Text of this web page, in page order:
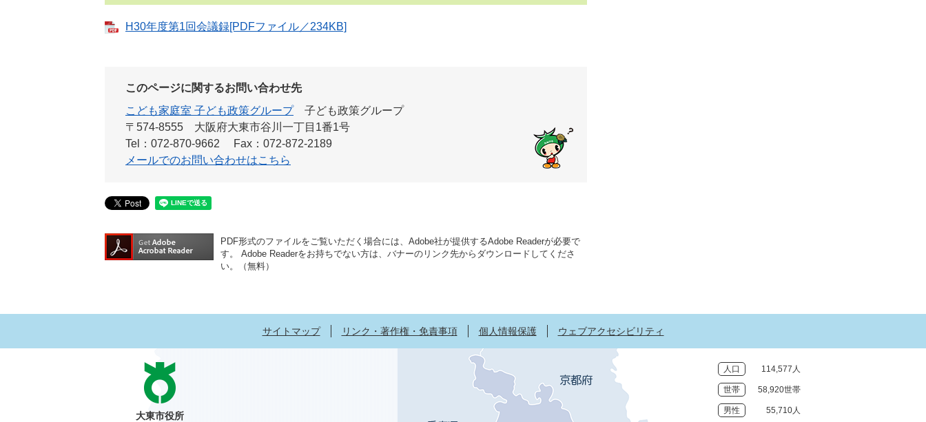
H30年度第1回会議録[PDFファイル／234KB]
このページに関するお問い合わせ先
こども家庭室 子ども政策グループ
子ども政策グループ
〒574-8555
大阪府大東市谷川一丁目1番1号
Tel：072-870-9662
Fax：072-872-2189
メールでのお問い合わせはこちら
PDF形式のファイルをご覧いただく場合には、Adobe社が提供するAdobe Readerが必要で
す。
Adobe Readerをお持ちでない方は、バナーのリンク先からダウンロードしてくださ
い。（無料）
サイトマップ リンク・著作権・免責事項 個人情報保護 ウェブアクセシビリティ
人口 114,577人
世帯 58,920世帯
男性 55,710人
大東市役所